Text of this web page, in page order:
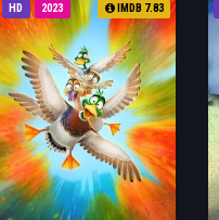
HD 2023 IMDB 7.83